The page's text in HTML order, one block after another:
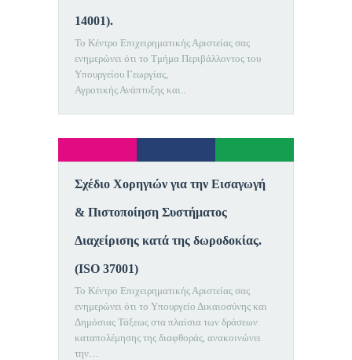
14001).
Το Κέντρο Επιχειρηματικής Αριστείας σας
ενημερώνει ότι το Τμήμα Περιβάλλοντος του
Υπουργείου Γεωργίας,
Αγροτικής Ανάπτυξης και..
Σχέδιο Χορηγιών για την Εισαγωγή
& Πιστοποίηση Συστήματος
Διαχείρισης κατά της δωροδοκίας.
(ISO 37001)
Το Κέντρο Επιχειρηματικής Αριστείας σας
ενημερώνει ότι το Υπουργείο Δικαιοσύνης και
Δημόσιας Τάξεως στα πλαίσια των δράσεων
καταπολέμησης της διαφθοράς, ανακοινώνει
την…